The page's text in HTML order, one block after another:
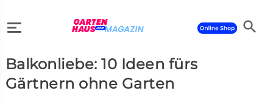
search
Balkonliebe: 10 Ideen fürs
Gärtnern ohne Garten